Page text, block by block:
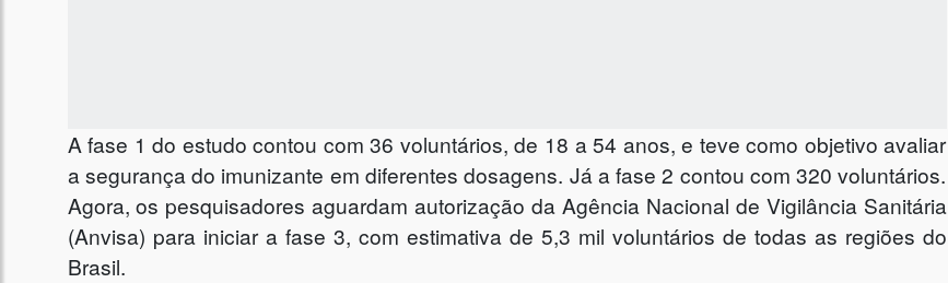
A fase 1 do estudo contou com 36 voluntários, de 18 a 54 anos, e teve como objetivo avaliar
a segurança do imunizante em diferentes dosagens. Já a fase 2 contou com 320 voluntários.
Agora, os pesquisadores aguardam autorização da Agência Nacional de Vigilância Sanitária
(Anvisa) para iniciar a fase 3, com estimativa de 5,3 mil voluntários de todas as regiões do
Brasil.